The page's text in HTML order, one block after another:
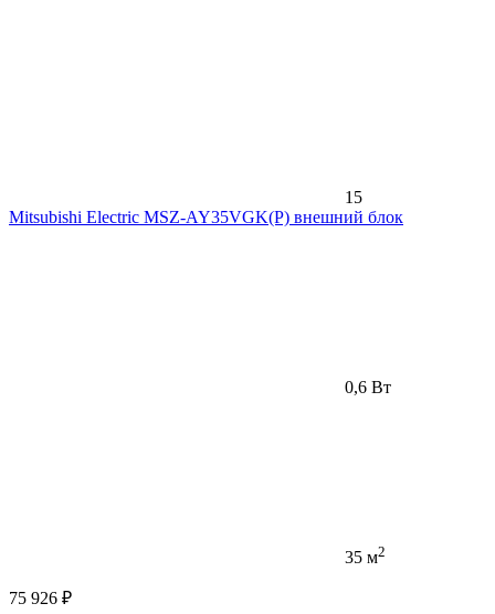
15
Mitsubishi Electric MSZ-AY35VGK(P) внешний блок
0,6 Вт
35 м2
75 926 ₽